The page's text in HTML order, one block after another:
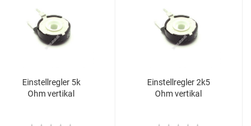
Einstellregler 5k
Ohm vertikal
Einstellregler 2k5
Ohm vertikal